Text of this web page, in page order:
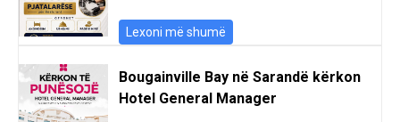
Lexoni më shumë
Bougainville Bay në Sarandë kërkon
Hotel General Manager